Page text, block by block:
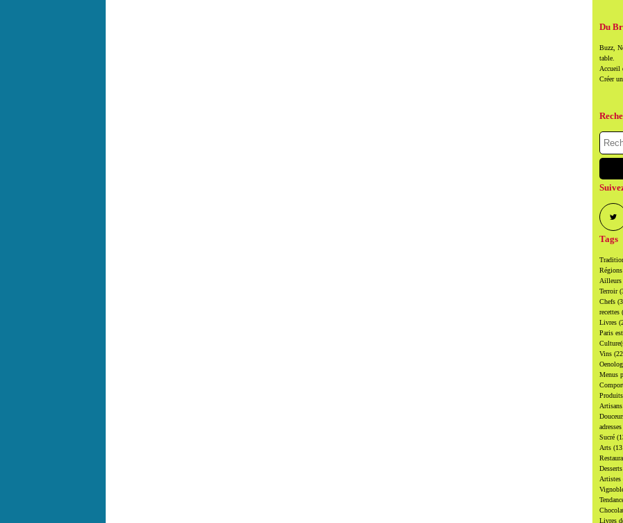
Du
Buzz,
table.
Accueil
Créer
Tags
Régions
Ailleurs
Terroir
Chefs
recettes
Livres
Paris
Vins
Menus
Produits
Artisans
adresses
Sucré
Arts
Desserts
Artistes
Livres